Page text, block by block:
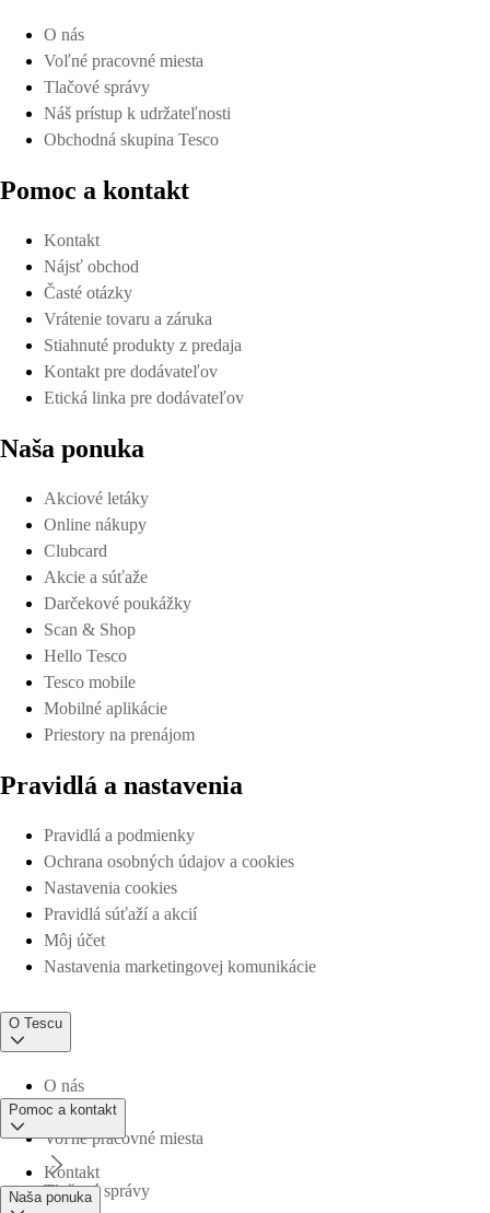
O nás
Voľné pracovné miesta
Tlačové správy
Náš prístup k udržateľnosti
Obchodná skupina Tesco
Pomoc a kontakt
Kontakt
Nájsť obchod
Časté otázky
Vrátenie tovaru a záruka
Stiahnuté produkty z predaja
Kontakt pre dodávateľov
Etická linka pre dodávateľov
Naša ponuka
Akciové letáky
Online nákupy
Clubcard
Akcie a súťaže
Darčekové poukážky
Scan & Shop
Hello Tesco
Tesco mobile
Mobilné aplikácie
Priestory na prenájom
Pravidlá a nastavenia
Pravidlá a podmienky
Ochrana osobných údajov a cookies
Nastavenia cookies
Pravidlá súťaží a akcií
Môj účet
Nastavenia marketingovej komunikácie
O Tescu
O nás
Voľné pracovné miesta
Tlačové správy
Pomoc a kontakt
Kontakt
Naša ponuka